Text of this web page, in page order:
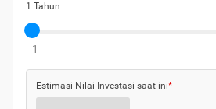
1 Tahun
1
Estimasi Nilai Investasi saat ini*